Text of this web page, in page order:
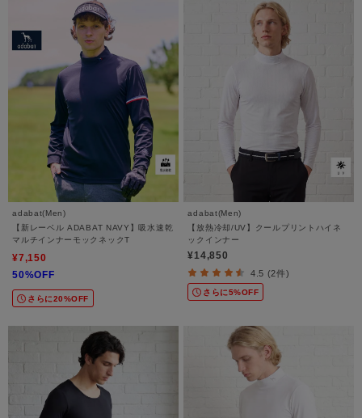
adabat(Men)
【新レーベル ADABAT NAVY】吸水速乾
マルチインナーモックネックT
¥7,150
50%OFF
さらに20%OFF
adabat(Men)
【放熱冷却/UV】クールプリントハイネ
ックインナー
¥14,850
4.5 (2件)
さらに5%OFF